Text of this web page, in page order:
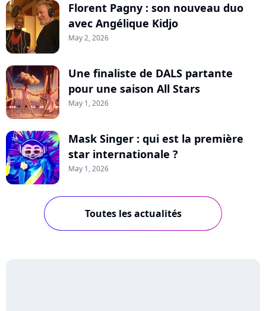
Florent Pagny : son nouveau duo
avec Angélique Kidjo
May 2, 2026
Une finaliste de DALS partante
pour une saison All Stars
May 1, 2026
Mask Singer : qui est la première
star internationale ?
May 1, 2026
Toutes les actualités